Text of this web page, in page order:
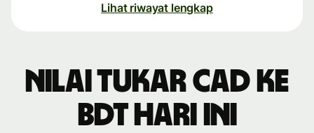
Lihat riwayat lengkap
Nilai tukar CAD ke
BDT hari ini